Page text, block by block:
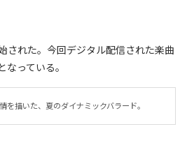
された。今回デジタル配信された楽曲
なっている。
を描いた、夏のダイナミックバラード。